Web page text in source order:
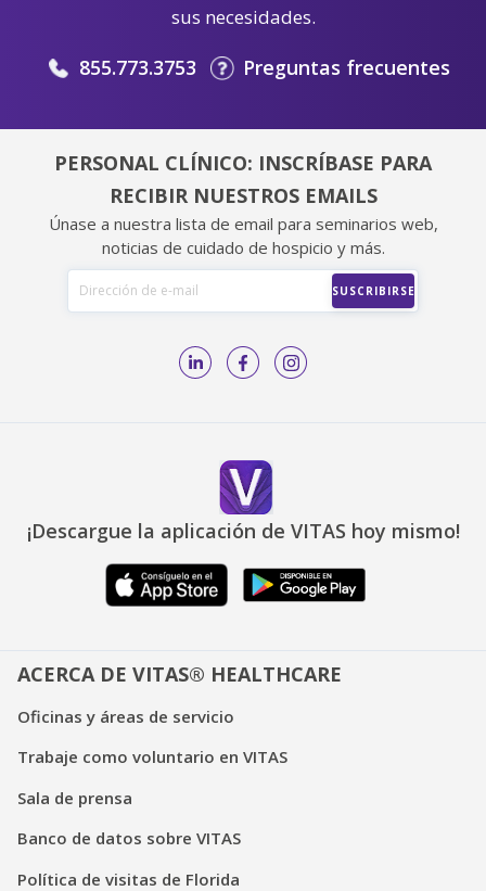
sus necesidades.
855.773.3753 Preguntas frecuentes
PERSONAL CLÍNICO: INSCRÍBASE PARA
RECIBIR NUESTROS EMAILS
Únase a nuestra lista de email para seminarios web,
noticias de cuidado de hospicio y más.
¡Descargue la aplicación de VITAS hoy mismo!
ACERCA DE VITAS® HEALTHCARE
Oficinas y áreas de servicio
Trabaje como voluntario en VITAS
Sala de prensa
Banco de datos sobre VITAS
Política de visitas de Florida